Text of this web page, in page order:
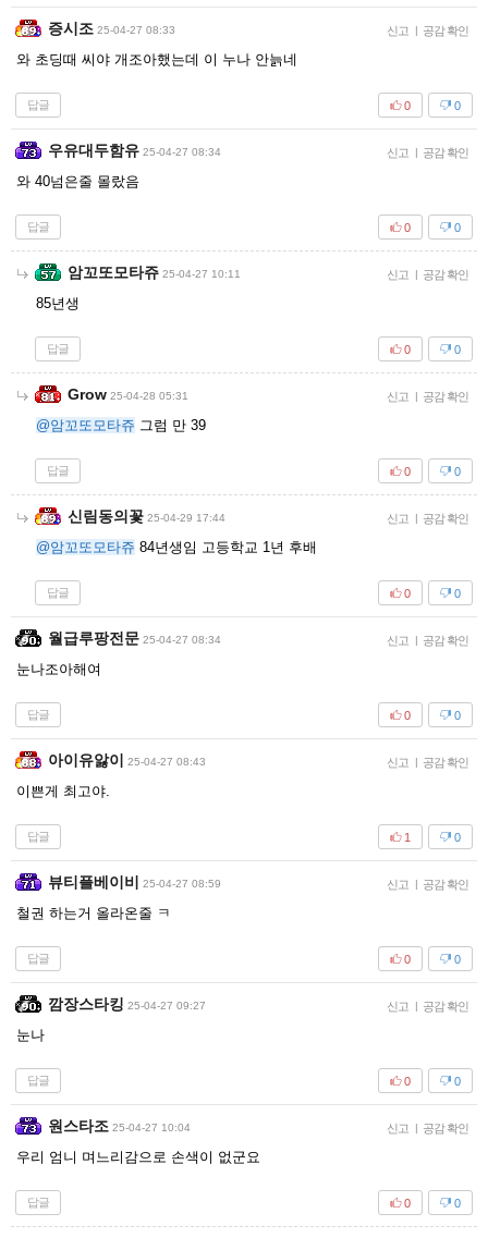
증시조 25-04-27 08:33 신고 | 공감 확인
와 초딩때 씨야 개조아했는데 이 누나 안늙네
답글 0
0
우유대두함유 25-04-27 08:34 신고 | 공감 확인
와 40넘은줄 몰랐음
답글 0
0
암꼬또모타쥬 25-04-27 10:11 신고 | 공감 확인
85년생
답글 0
0
Grow 25-04-28 05:31 신고 | 공감 확인
@암꼬또모타쥬 그럼 만 39
답글 0
0
신림동의꽃 25-04-29 17:44 신고 | 공감 확인
@암꼬또모타쥬 84년생임 고등학교 1년 후배
답글 0
0
월급루팡전문 25-04-27 08:34 신고 | 공감 확인
눈나조아해여
답글 0
0
아이유앓이 25-04-27 08:43 신고 | 공감 확인
이쁜게 최고야.
답글 0
1
뷰티플베이비 25-04-27 08:59 신고 | 공감 확인
철권 하는거 올라온줄 ㅋ
답글 0
0
깜장스타킹 25-04-27 09:27 신고 | 공감 확인
눈나
답글 0
0
원스타조 25-04-27 10:04 신고 | 공감 확인
우리 엄니 며느리감으로 손색이 없군요
답글 0
0